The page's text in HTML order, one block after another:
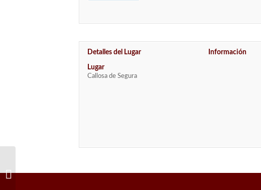
Detalles del Lugar
Lugar
Callosa de Segura
Información